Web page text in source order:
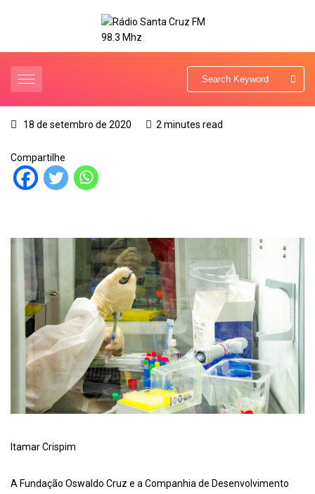
18 de setembro de 2020 2 minutes read
Compartilhe
Itamar Crispim
A Fundação Oswaldo Cruz e a Companhia de Desenvolvimento